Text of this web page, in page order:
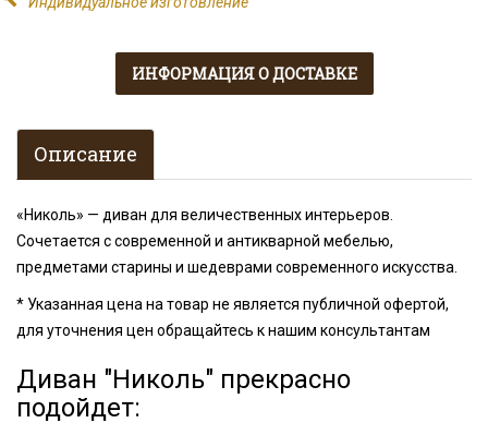
ИНФОРМАЦИЯ О ДОСТАВКЕ
Описание
«Николь» — диван для величественных интерьеров.
Сочетается с современной и антикварной мебелью,
предметами старины и шедеврами современного искусства.
* Указанная цена на товар не является публичной офертой,
для уточнения цен обращайтесь к нашим консультантам
Диван "Николь" прекрасно
подойдет: